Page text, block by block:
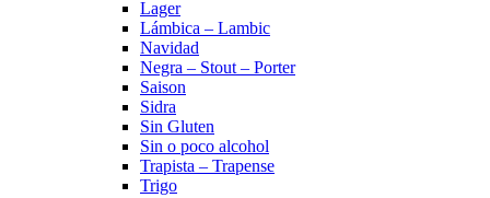
Lager
Lámbica – Lambic
Navidad
Negra – Stout – Porter
Saison
Sidra
Sin Gluten
Sin o poco alcohol
Trapista – Trapense
Trigo